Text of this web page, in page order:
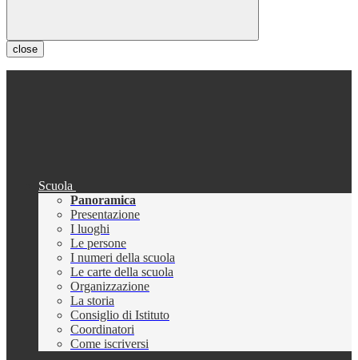
close
Scuola
Panoramica
Presentazione
I luoghi
Le persone
I numeri della scuola
Le carte della scuola
Organizzazione
La storia
Consiglio di Istituto
Coordinatori
Come iscriversi